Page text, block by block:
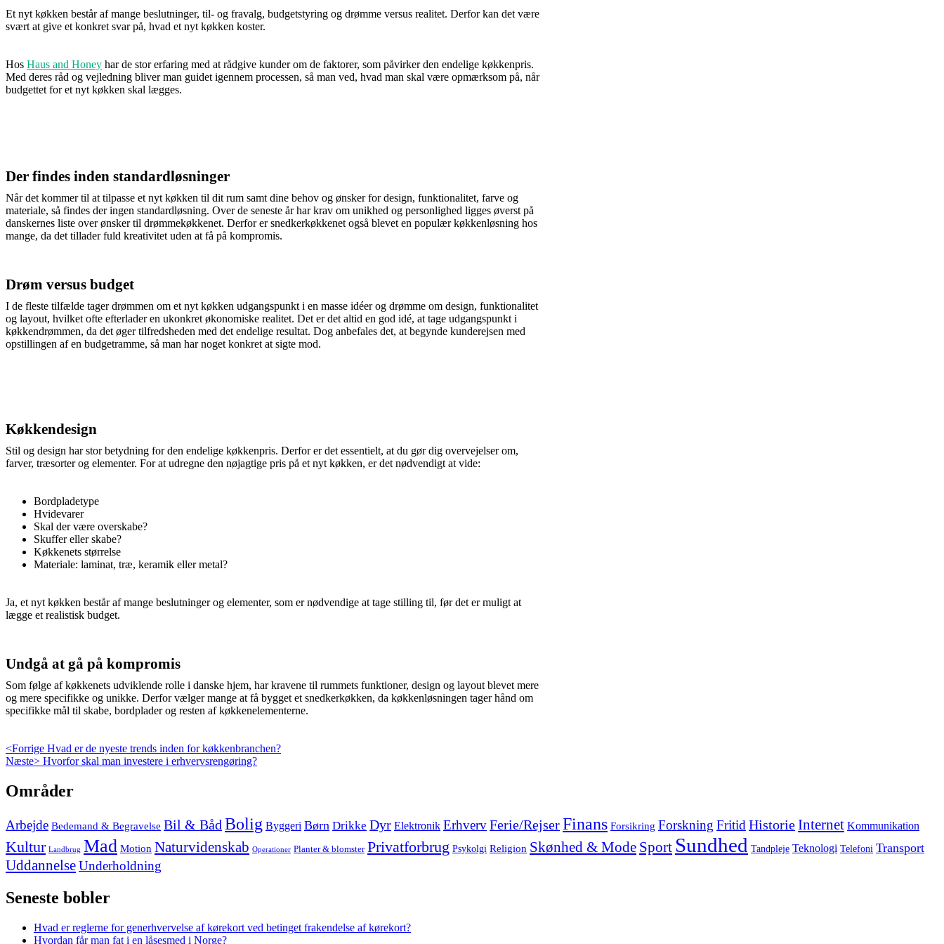
Et nyt køkken består af mange beslutninger, til- og fravalg, budgetstyring og drømme versus realitet. Derfor kan det være
svært at give et konkret svar på, hvad et nyt køkken koster.
Hos Haus and Honey har de stor erfaring med at rådgive kunder om de faktorer, som påvirker den endelige køkkenpris.
Med deres råd og vejledning bliver man guidet igennem processen, så man ved, hvad man skal være opmærksom på, når
budgettet for et nyt køkken skal lægges.
Der findes inden standardløsninger
Når det kommer til at tilpasse et nyt køkken til dit rum samt dine behov og ønsker for design, funktionalitet, farve og
materiale, så findes der ingen standardløsning. Over de seneste år har krav om unikhed og personlighed ligges øverst på
danskernes liste over ønsker til drømmekøkkenet. Derfor er snedkerkøkkenet også blevet en populær køkkenløsning hos
mange, da det tillader fuld kreativitet uden at få på kompromis.
Drøm versus budget
I de fleste tilfælde tager drømmen om et nyt køkken udgangspunkt i en masse idéer og drømme om design, funktionalitet
og layout, hvilket ofte efterlader en ukonkret økonomiske realitet. Det er det altid en god idé, at tage udgangspunkt i
køkkendrømmen, da det øger tilfredsheden med det endelige resultat. Dog anbefales det, at begynde kunderejsen med
opstillingen af en budgetramme, så man har noget konkret at sigte mod.
Køkkendesign
Stil og design har stor betydning for den endelige køkkenpris. Derfor er det essentielt, at du gør dig overvejelser om,
farver, træsorter og elementer. For at udregne den nøjagtige pris på et nyt køkken, er det nødvendigt at vide:
Bordpladetype
Hvidevarer
Skal der være overskabe?
Skuffer eller skabe?
Køkkenets størrelse
Materiale: laminat, træ, keramik eller metal?
Ja, et nyt køkken består af mange beslutninger og elementer, som er nødvendige at tage stilling til, før det er muligt at
lægge et realistisk budget.
Undgå at gå på kompromis
Som følge af køkkenets udviklende rolle i danske hjem, har kravene til rummets funktioner, design og layout blevet mere
og mere specifikke og unikke. Derfor vælger mange at få bygget et snedkerkøkken, da køkkenløsningen tager hånd om
specifikke mål til skabe, bordplader og resten af køkkenelementerne.
Indlægsnavigation
<Forrige Previous
post:
Hvad er de nyeste trends inden for køkkenbranchen?
Næste> Next
Hvorfor skal man investere i erhvervsrengøring?
Skip
to
Områder
Arbejde Bedemand & Begravelse Bil & Båd Bolig Byggeri Børn Drikke Dyr Elektronik ErhvervFerie/RejserFinans Forsikring Forskning Fritid HistorieInternet Kommunikation
Kultur Landbrug Mad Motion Naturvidenskab Operationer Planter & blomster Privatforbrug Psykolgi Religion Skønhed & Mode Sport Sundhed Tandpleje Teknologi Telefoni Transport
UddannelseUnderholdning
Seneste bobler
Hvad er reglerne for generhvervelse af kørekort ved betinget frakendelse af kørekort?
Hvordan får man fat i en låsesmed i Norge?